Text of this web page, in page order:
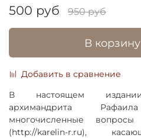
500 руб 950 руб
В корзину
Добавить в сравнение
В настоящем
архимандрита
многочисленные
(http://karelin-r.ru),